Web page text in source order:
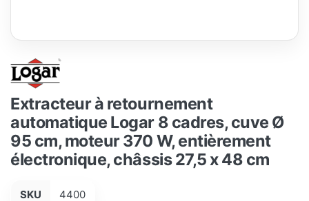
Extracteur à retournement
automatique Logar 8 cadres, cuve Ø
95 cm, moteur 370 W, entièrement
électronique, châssis 27,5 x 48 cm
SKU 4400